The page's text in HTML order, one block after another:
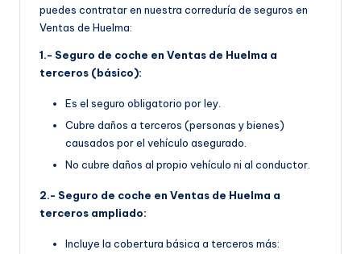
puedes contratar en nuestra correduría de seguros en
Ventas de Huelma:
1.- Seguro de coche en Ventas de Huelma a
terceros (básico):
Es el seguro obligatorio por ley.
Cubre daños a terceros (personas y bienes)
causados por el vehículo asegurado.
No cubre daños al propio vehículo ni al conductor.
2.- Seguro de coche en Ventas de Huelma a
terceros ampliado:
Incluye la cobertura básica a terceros más: